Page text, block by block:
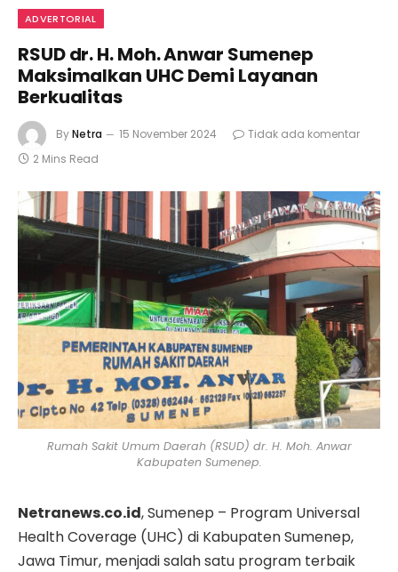
ADVERTORIAL
RSUD dr. H. Moh. Anwar Sumenep
Maksimalkan UHC Demi Layanan
Berkualitas
ByNetra 15 November 2024
Tidak ada komentar
2 Mins Read
Rumah Sakit Umum Daerah (RSUD) dr. H. Moh. Anwar
Kabupaten Sumenep.
Netranews.co.id, Sumenep – Program Universal
Health Coverage (UHC) di Kabupaten Sumenep,
Jawa Timur, menjadi salah satu program terbaik